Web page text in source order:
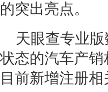
的突出亮点。
天眼查专业
状态的汽车产销
目前新增注册